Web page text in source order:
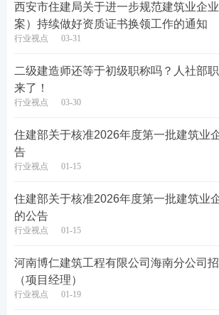
河北省住
原文标题：关于开展2025年度省外建
市场行为评价的通知
西安市住建局关于进一步规范建筑业企
案）持续做好资质证书换领工作的通知
行业视点 03-31
二级建造师还等于初级职称吗？人社部
来了！
行业视点 03-30
住建部关于核准2026年度第一批建筑业
告
行业视点 01-15
住建部关于核准2026年度第一批建筑业
的公告
行业视点 01-15
河南博仁建筑工程有限公司海南分公司
（项目经理）
行业视点 01-19